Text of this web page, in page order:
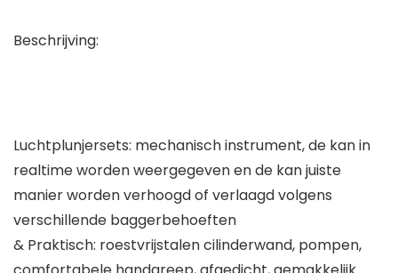
Beschrijving:
Luchtplunjersets: mechanisch instrument, de kan in
realtime worden weergegeven en de kan juiste
manier worden verhoogd of verlaagd volgens
verschillende baggerbehoeften
& Praktisch: roestvrijstalen cilinderwand, pompen,